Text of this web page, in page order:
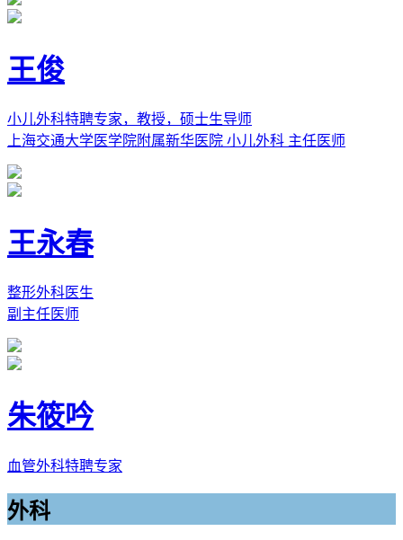
王俊
小儿外科特聘专家，教授，硕士生导师
上海交通大学医学院附属新华医院 小儿外科 主任医师
王永春
整形外科医生
副主任医师
朱筱吟
血管外科特聘专家
外科